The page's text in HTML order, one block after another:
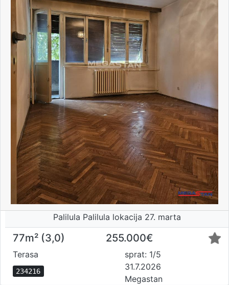
Palilula Palilula lokacija 27. marta
77m² (3,0) 255.000€
Terasa
234216
sprat: 1/5
31.7.2026
Megastan